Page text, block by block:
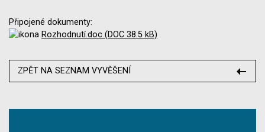
Připojené dokumenty:
Rozhodnutí.doc (DOC 38.5 kB)
ZPĚT NA SEZNAM VYVĚŠENÍ